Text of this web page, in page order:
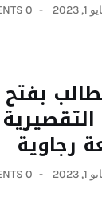
2023
0 COMMENTS
رجاوية
2023
0 COMMENTS